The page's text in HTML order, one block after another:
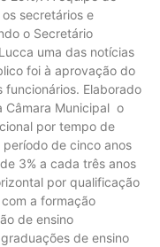
secretários e
o Secretário
uma das notícias
foi à aprovação do
funcionários. Elaborado
Câmara Municipal o
por tempo de
de cinco anos
3% a cada três anos
por qualificação
a formação
de ensino
de ensino